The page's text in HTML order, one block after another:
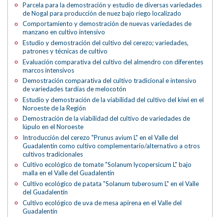
Parcela para la demostración y estudio de diversas variedades
de Nogal para producción de nuez bajo riego localizado
Comportamiento y demostración de nuevas variedades de
manzano en cultivo intensivo
Estudio y demostración del cultivo del cerezo; variedades,
patrones y técnicas de cultivo
Evaluación comparativa del cultivo del almendro con diferentes
marcos intensivos
Demostración comparativa del cultivo tradicional e intensivo
de variedades tardías de melocotón
Estudio y demostración de la viabilidad del cultivo del kiwi en el
Noroeste de la Región
Demostración de la viabilidad del cultivo de variedades de
lúpulo en el Noroeste
Introducción del cerezo "Prunus avium L" en el Valle del
Guadalentín como cultivo complementario/alternativo a otros
cultivos tradicionales
Cultivo ecológico de tomate "Solanum lycopersicum L" bajo
malla en el Valle del Guadalentín
Cultivo ecológico de patata "Solanum tuberosum L" en el Valle
del Guadalentín
Cultivo ecológico de uva de mesa apirena en el Valle del
Guadalentín